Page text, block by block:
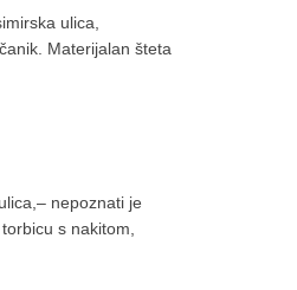
ulica,
Materijalan šteta
nepoznati je
s nakitom,